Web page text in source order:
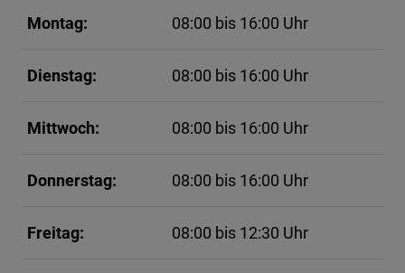
Montag: 08:00 bis 16:00 Uhr
Dienstag: 08:00 bis 16:00 Uhr
Mittwoch: 08:00 bis 16:00 Uhr
Donnerstag: 08:00 bis 16:00 Uhr
Freitag: 08:00 bis 12:30 Uhr